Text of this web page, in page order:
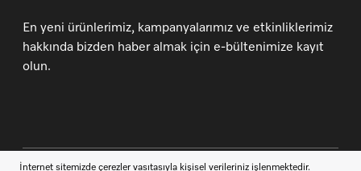
En yeni ürünlerimiz, kampanyalarımız ve etkinliklerimiz
hakkında bizden haber almak için e-bültenimize kayıt
olun.